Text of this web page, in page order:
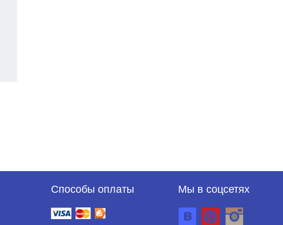
Способы оплаты Мы в соцсетях